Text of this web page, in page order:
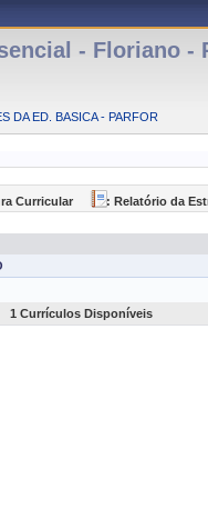
- Floriano -
DA ED. BASICA - PARFOR
Curricular : Relatório da
1 Currículos Disponíveis